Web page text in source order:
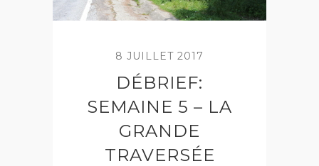
8 JUILLET 2017
DÉBRIEF:
SEMAINE 5 – LA
GRANDE
TRAVERSÉE